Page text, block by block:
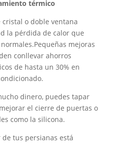
térmico
cristal o doble ventana
la pérdida de calor que
mejoras
conllevar ahorros
de hasta un 30% en
dinero, puedes tapar
el cierre de puertas o
como la silicona.
tus persianas está